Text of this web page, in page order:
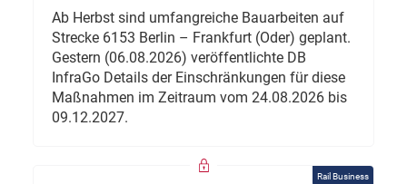
Ab Herbst sind umfangreiche Bauarbeiten auf
Strecke 6153 Berlin – Frankfurt (Oder) geplant.
Gestern (06.08.2026) veröffentlichte DB
InfraGo Details der Einschränkungen für diese
Maßnahmen im Zeitraum vom 24.08.2026 bis
09.12.2027.
Rail Business